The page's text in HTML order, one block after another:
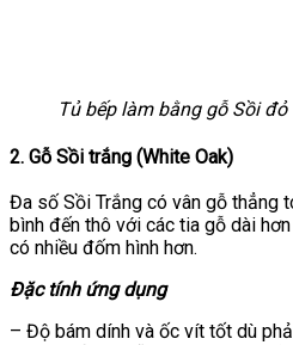
Tủ bếp làm bằng gỗ Sồi đỏ
2. Gỗ Sồi trắng (White Oak)
Đa số Sồi Trắng có vân gỗ thẳng
bình đến thô với các tia gỗ dài
có nhiều đốm hình hơn.
Đặc tính ứng dụng
– Độ bám dính và ốc vít tốt dù